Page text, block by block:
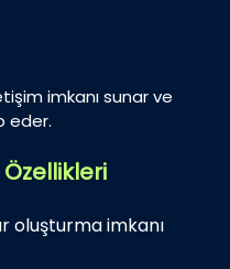
imkanı sunar ve
eder.
oluşturma imkanı